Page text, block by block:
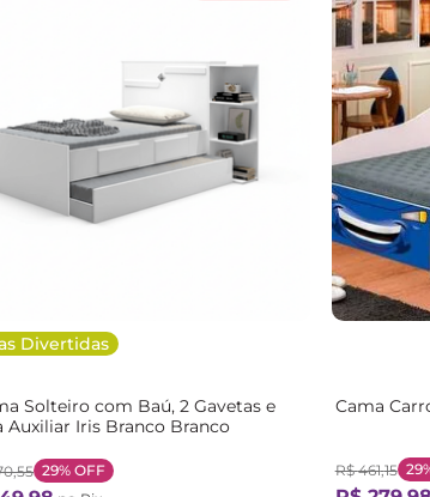
Divertidas
Solteiro com Baú, 2 Gavetas e
Auxiliar Iris Branco Branco
,55 29% OFF
Cama
R$ 461,15